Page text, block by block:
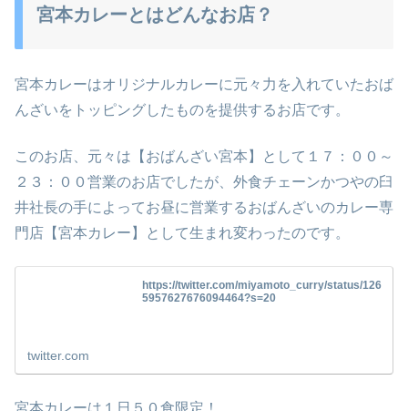
宮本カレーとはどんなお店？
宮本カレーはオリジナルカレーに元々力を入れていたおば
んざいをトッピングしたものを提供するお店です。
このお店、元々は【おばんざい宮本】として１７：００～
２３：００営業のお店でしたが、外食チェーンかつやの臼
井社長の手によってお昼に営業するおばんざいのカレー専
門店【宮本カレー】として生まれ変わったのです。
https://twitter.com/miyamoto_curry/status/126
5957627676094464?s=20
twitter.com
宮本カレーは１日５０食限定！